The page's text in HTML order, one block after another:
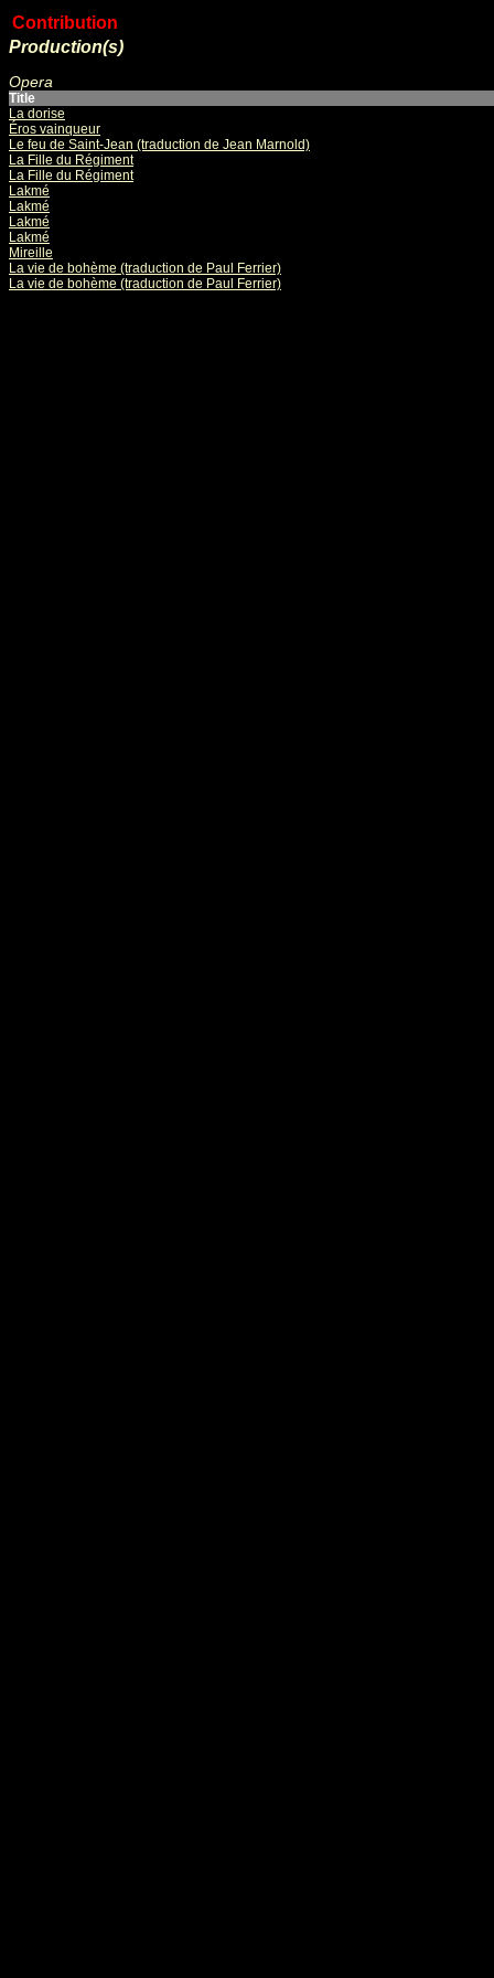
Contribution
Production(s)
Opera
Title
La dorise
Éros vainqueur
Le feu de Saint-Jean (traduction de Jean Marnold)
La Fille du Régiment
La Fille du Régiment
Lakmé
Lakmé
Lakmé
Lakmé
Mireille
La vie de bohème (traduction de Paul Ferrier)
La vie de bohème (traduction de Paul Ferrier)